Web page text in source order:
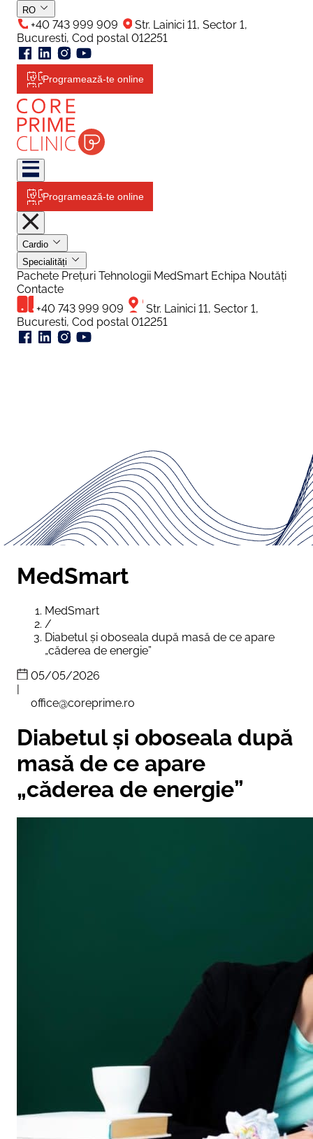
RO
+40 743 999 909
Str. Lainici 11, Sector 1,
Bucuresti, Cod postal 012251
Programează-te online
Programează-te online
Cardio
Specialități
Pachete Prețuri Tehnologii MedSmart Echipa Noutăți
Contacte
+40 743 999 909
Str. Lainici 11, Sector 1,
Bucuresti, Cod postal 012251
MedSmart
MedSmart
/
Diabetul și oboseala după masă de ce apare
„căderea de energie”
05/05/2026
|
office@coreprime.ro
Diabetul și oboseala după
masă de ce apare
„căderea de energie”